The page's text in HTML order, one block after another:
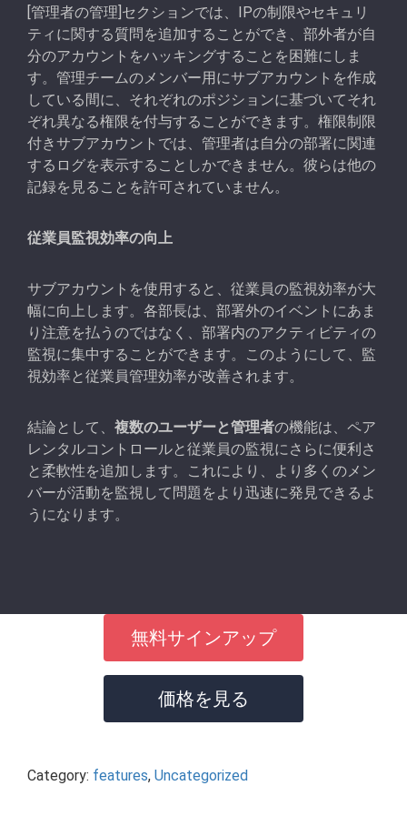
[管理者の管理]セクションでは、IPの制限やセキュリ
ティに関する質問を追加することができ、部外者が自
分のアカウントをハッキングすることを困難にしま
す。管理チームのメンバー用にサブアカウントを作成
している間に、それぞれのポジションに基づいてそれ
ぞれ異なる権限を付与することができます。権限制限
付きサブアカウントでは、管理者は自分の部署に関連
するログを表示することしかできません。彼らは他の
記録を見ることを許可されていません。
従業員監視効率の向上
サブアカウントを使用すると、従業員の監視効率が大
幅に向上します。各部長は、部署外のイベントにあま
り注意を払うのではなく、部署内のアクティビティの
監視に集中することができます。このようにして、監
視効率と従業員管理効率が改善されます。
結論として、 複数のユーザーと管理者の機能は、ペア
レンタルコントロールと従業員の監視にさらに便利さ
と柔軟性を追加します。これにより、より多くのメン
バーが活動を監視して問題をより迅速に発見できるよ
うになります。
無料サインアップ
価格を見る
Category: features, Uncategorized